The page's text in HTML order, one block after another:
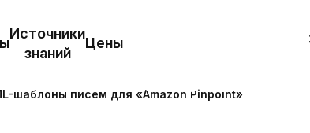
Источники
знаний
Цены
Шаблоны
шаблоны писем для «Amazon Pinpoint»